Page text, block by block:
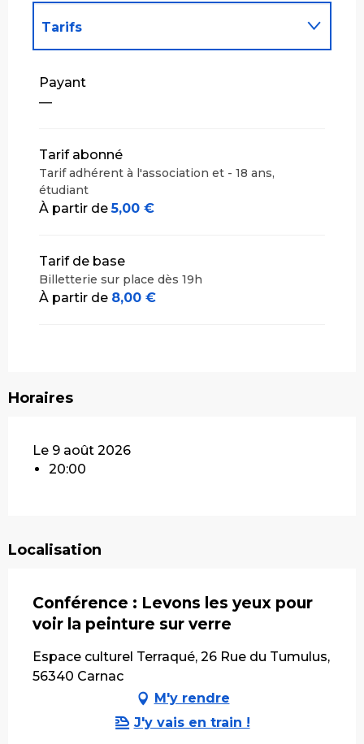
Tarifs
Tarifs 2027
Payant
—
Tarif abonné
Tarif adhérent à l'association et - 18 ans,
étudiant
À partir de5,00 €
Tarif de base
Billetterie sur place dès 19h
À partir de 8,00 €
Horaires
Le 9 août 2026
20:00
Localisation
Conférence : Levons les yeux pour
voir la peinture sur verre
Espace culturel Terraqué, 26 Rue du Tumulus,
56340 Carnac
M'y rendre
J'y vais en train !